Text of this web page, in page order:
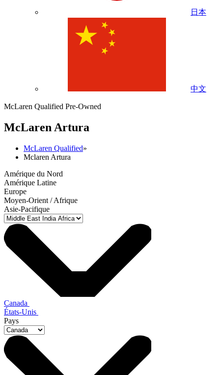
日本
中文
McLaren Qualified Pre-Owned
McLaren Artura
McLaren Qualified»
Mclaren Artura
Amérique du Nord
Amérique Latine
Europe
Moyen-Orient / Afrique
Asie-Pacifique
Canada
États-Unis
Pays